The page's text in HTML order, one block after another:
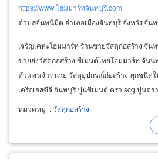
https://www.โฮมมาร์ทจันทบุรี.com
ตำบลจันทนิมิต อำเภอเมืองจันทบุรี จังหวัดจัน
เจริญเคหะโฮมมาร์ท ร้านขายวัสดุก่อสร้าง จัน
ขายส่งวัสดุก่อสร้าง ซีเมนต์ไทยโฮมมาร์ท จันน
ตัวแทนจำหน่าย วัสดุอุปกรณ์ก่อสร้าง ทุกชนิด
เครือเอสซีจี จันทบุรี ปูนซีเมนต์ ตรา scg ปูนตรา
ช้าง ตราเสือ, คอนกรีตผสมเสร็จ cpac อิฐ อิฐมวล
เบา q-con หิน ทราย กระเบื้องหลังคา scg ซีแ
หมวดหมู่ :วัสดุก่อสร้าง